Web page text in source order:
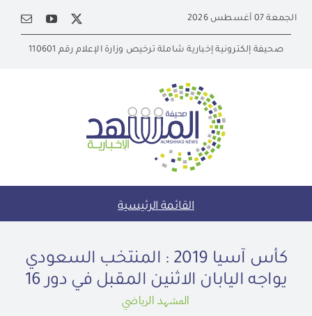
content
الجمعة 07 أغسطس 2026
صحيفة إلكترونية إخبارية شاملة ترخيص وزارة الإعلام رقم 110601
القائمة الرئيسية
كأس آسيا 2019 : المنتخب السعودي
يواجه اليابان الاثنين المقبل في دور 16
المشهد الرياضي